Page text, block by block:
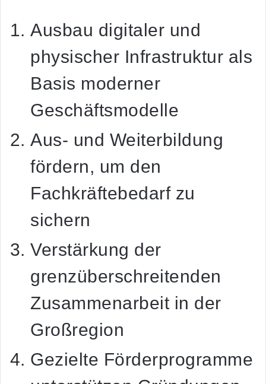
Ausbau digitaler und
physischer Infrastruktur als
Basis moderner
Geschäftsmodelle
Aus- und Weiterbildung
fördern, um den
Fachkräftebedarf zu
sichern
Verstärkung der
grenzüberschreitenden
Zusammenarbeit in der
Großregion
Gezielte Förderprogramme